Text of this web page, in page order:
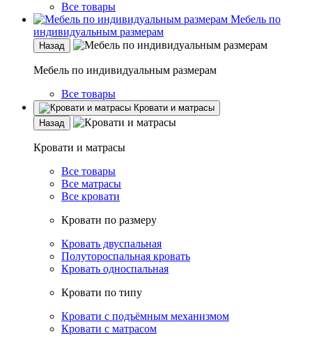
Все товары
Мебель по
индивидуальным размерам
Назад
Мебель по индивидуальным размерам
Все товары
Кровати и матрасы
Назад
Кровати и матрасы
Все товары
Все матрасы
Все кровати
Кровати по размеру
Кровать двуспальная
Полутороспальная кровать
Кровать односпальная
Кровати по типу
Кровати с подъёмным механизмом
Кровати с матрасом